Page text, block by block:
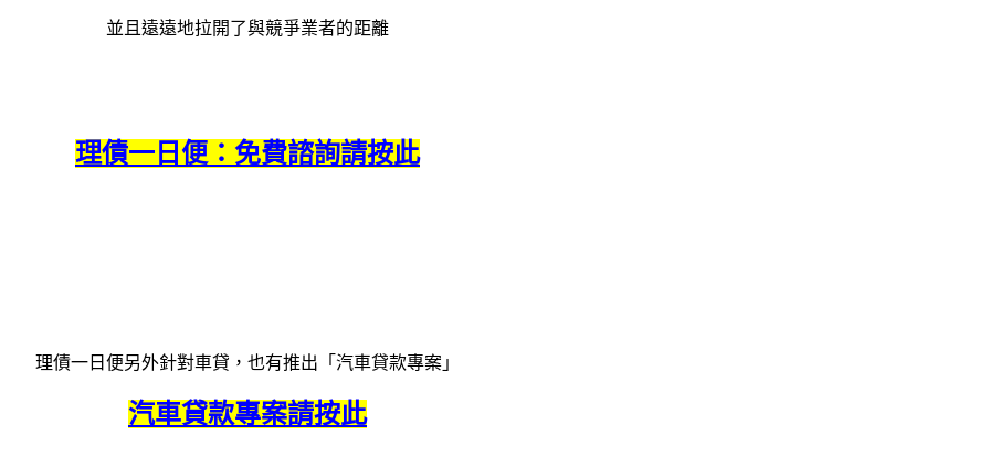
並且遠遠地拉開了與競爭業者的距離
理債一日便：免費諮詢請按此
理債一日便另外針對車貸，也有推出「汽車貸款專案」
汽車貸款專案請按此